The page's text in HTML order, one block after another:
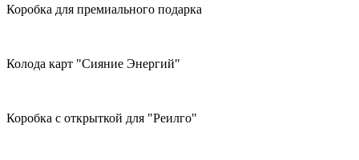
Коробка для премиального подарка
Колода карт "Сияние Энергий"
Коробка с открыткой для "Реилго"